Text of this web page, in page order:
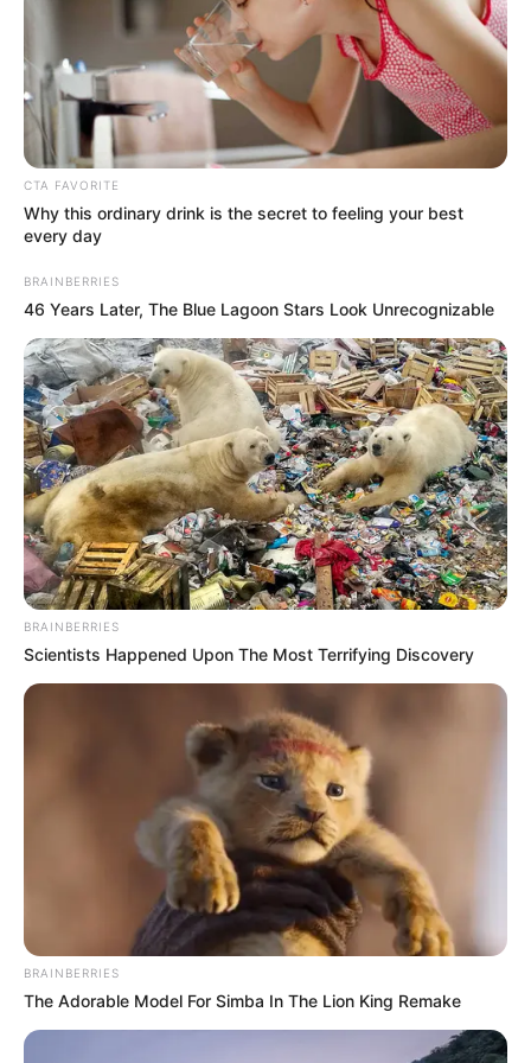
ΤΑ ΠΙΟ ΔΗΜΟΦΙΛΗ
CTA FAVORITE
Why this ordinary drink is the secret to feeling your best
every day
BRAINBERRIES
46 Years Later, The Blue Lagoon Stars Look Unrecognizable
BRAINBERRIES
Scientists Happened Upon The Most Terrifying Discovery
BRAINBERRIES
The Adorable Model For Simba In The Lion King Remake